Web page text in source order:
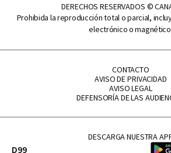
DERECHOS RESERVADOS ©
Prohibida la reproducción total o parcial,
electrónico o
CONTACTO
AVISO DE PRIVACIDAD
AVISO LEGAL
DEFENSORÍA DE LAS
DESCARGA NUESTRA
D99